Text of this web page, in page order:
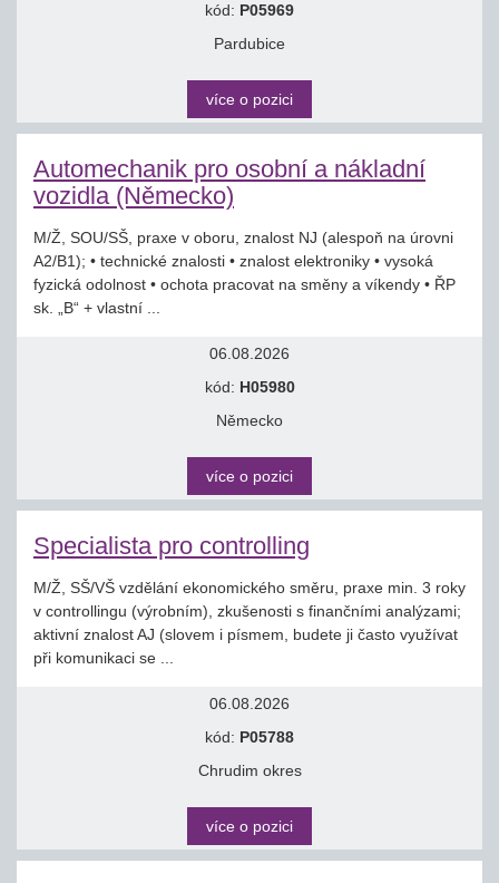
kód: P05969
Pardubice
více o pozici
Automechanik pro osobní a nákladní
vozidla (Německo)
M/Ž, SOU/SŠ, praxe v oboru, znalost NJ (alespoň na úrovni
A2/B1); • technické znalosti • znalost elektroniky • vysoká
fyzická odolnost • ochota pracovat na směny a víkendy • ŘP
sk. „B“ + vlastní ...
06.08.2026
kód: H05980
Německo
více o pozici
Specialista pro controlling
M/Ž, SŠ/VŠ vzdělání ekonomického směru, praxe min. 3 roky
v controllingu (výrobním), zkušenosti s finančními analýzami;
aktivní znalost AJ (slovem i písmem, budete ji často využívat
při komunikaci se ...
06.08.2026
kód: P05788
Chrudim okres
více o pozici